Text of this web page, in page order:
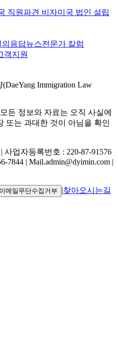
직원파견 비자미국 법인 설립
의응답뉴스전문가 칼럼
객지원
Immigration Law
든 정보와 자료는 오직 사실에
또는 과대한 것이 아님을 확인
업자등록번호 : 220-87-91576
7844 | Mail.admin@dyimin.com |
이메일무단수집거부 |찾아오시는길